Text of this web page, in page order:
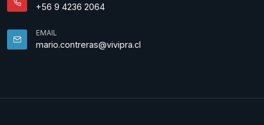
+56 9 4236 2064
EMAIL
mario.contreras@vivipra.cl